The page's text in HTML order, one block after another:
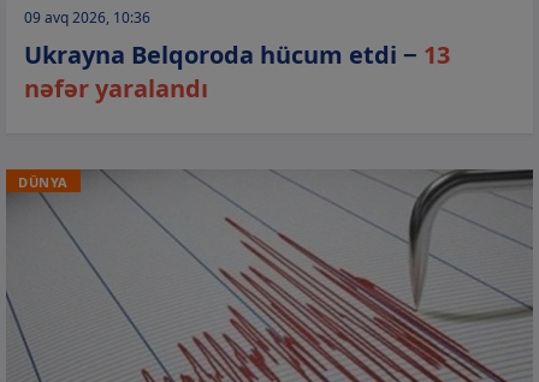
09 avq 2026, 10:36
Ukrayna Belqoroda hücum etdi − 13
nəfər yaralandı
DÜNYA